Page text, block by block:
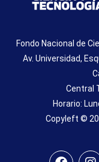
Fondo Nacional de
Av. Universidad,
Central
Horario:
Copyleft ©